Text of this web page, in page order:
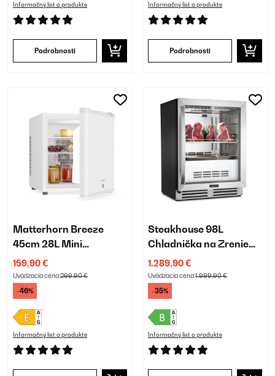
Informačný list o produkte
Podrobnosti
Informačný list o produkte
Podrobnosti
Matterhorn Breeze
45cm 28L Mini
Chladnička Biela
159,90 €
Uvádzacia cena:299,90 €
-46%
Informačný list o produkte
Steakhouse 98L
Chladnička na Zrenie
Mäsa Strieborná
1.289,90 €
Uvádzacia cena:1.999,90 €
-35%
Informačný list o produkte